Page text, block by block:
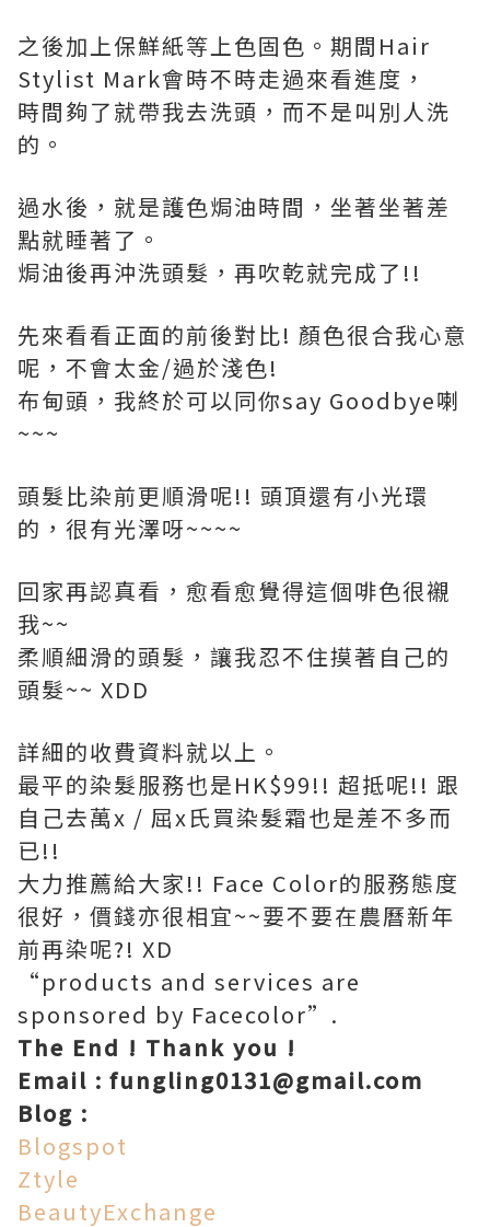
之後加上保鮮紙等上色固色。期間Hair
Stylist Mark會時不時走過來看進度，
時間夠了就帶我去洗頭，而不是叫別人洗
的。
過水後，就是護色焗油時間，坐著坐著差
點就睡著了。
焗油後再沖洗頭髮，再吹乾就完成了!!
先來看看正面的前後對比! 顏色很合我心意
呢， 不會太金/過於淺色!
布甸頭，我終於可以同你say Goodbye喇
~~~
頭髮比染前更順滑呢!! 頭頂還有小光環
的，很有光澤呀~~~~
回家再認真看，愈看愈覺得這個啡色很襯
我~~
柔順細滑的頭髮，讓我忍不住摸著自己的
頭髮~~ XDD
詳細的收費資料就以上。
最平的染髮服務也是HK$99!! 超抵呢!! 跟
自己去萬x / 屈x氏買染髮霜也是差不多而
已!!
大力推薦給大家!! Face Color的服務態度
很好，價錢亦很相宜~~要不要在農曆新年
前再染呢?! XD
“products and services are
sponsored by Facecolor”.
The End ! Thank you !
Email : fungling0131@gmail.com
Blog :
Blogspot
Ztyle
BeautyExchange